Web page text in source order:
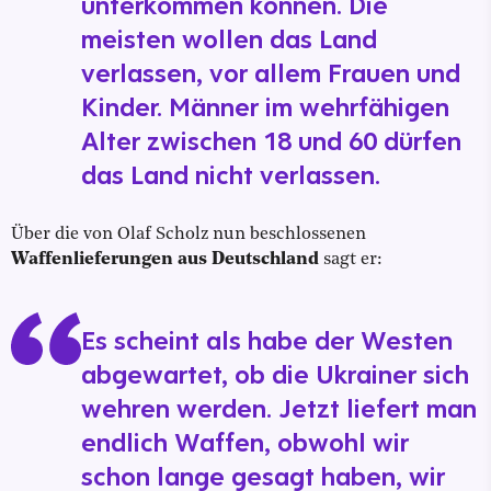
meisten wollen das Land
verlassen, vor allem Frauen und
Kinder. Männer im wehrfähigen
Alter zwischen 18 und 60 dürfen
das Land nicht verlassen.
Über die von Olaf Scholz nun beschlossenen
Waffenlieferungen aus Deutschland sagt er:
Es scheint als habe der Westen
abgewartet, ob die Ukrainer sich
wehren werden. Jetzt liefert man
endlich Waffen, obwohl wir
schon lange gesagt haben, wir